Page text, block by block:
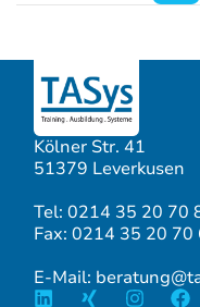
Kölner Str. 41
51379 Leverkusen
Tel: 0214 35 20 70
Fax: 0214 35 20 70
E-Mail: